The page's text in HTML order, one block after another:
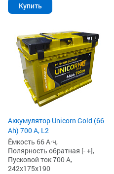
Купить
Аккумулятор Unicorn Gold (66
Ah) 700 А, L2
Ёмкость 66 А·ч,
Полярность обратная [- +],
Пусковой ток 700 А,
242x175x190